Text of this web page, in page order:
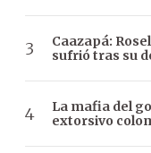
Caazapá:
sufrió tras su
La mafia del
extorsivo